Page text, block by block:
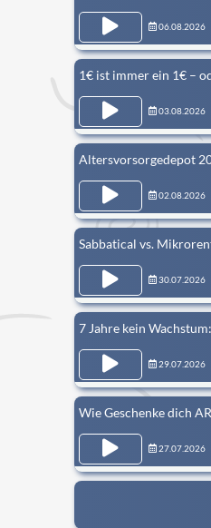
06.08.2026
1€ ist immer ein 1€ –
03.08.2026
Altersvorsorgedepot
02.08.2026
Sabbatical vs.
30.07.2026
7 Jahre kein
29.07.2026
Wie Geschenke dich
27.07.2026